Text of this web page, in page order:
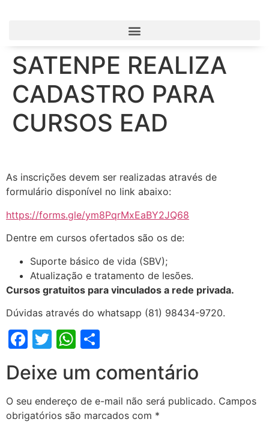
SATENPE REALIZA
CADASTRO PARA
CURSOS EAD
As inscrições devem ser realizadas através de
formulário disponível no link abaixo:
https://forms.gle/ym8PqrMxEaBY2JQ68
Dentre em cursos ofertados são os de:
Suporte básico de vida (SBV);
Atualização e tratamento de lesões.
Cursos gratuitos para vinculados a rede privada.
Dúvidas através do whatsapp (81) 98434-9720.
Facebook
TwitterWhatsApp
Deixe um comentário
O seu endereço de e-mail não será publicado. Campos
obrigatórios são marcados com *